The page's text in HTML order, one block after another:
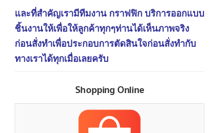
และที่สำคัญเรามีทีมงาน กราฟฟิก บริการออกแบบ
ชิ้นงานให้เพื่อให้ลูกค้าทุกๆท่านได้เห็นภาพจริง
ก่อนสั่งทำเพื่อประกอบการตัดสินใจก่อนสั่งทำกับ
ทางเราได้ทุกเมื่อเลยครับ
Shopping Online